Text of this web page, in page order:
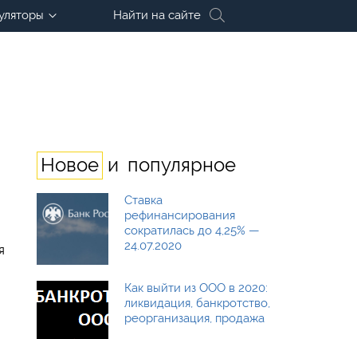
Найти на сайте
Новое и популярное
Ставка
рефинансирования
сократилась до 4,25% —
24.07.2020
Как выйти из ООО в 2020:
ликвидация, банкротство,
реорганизация, продажа